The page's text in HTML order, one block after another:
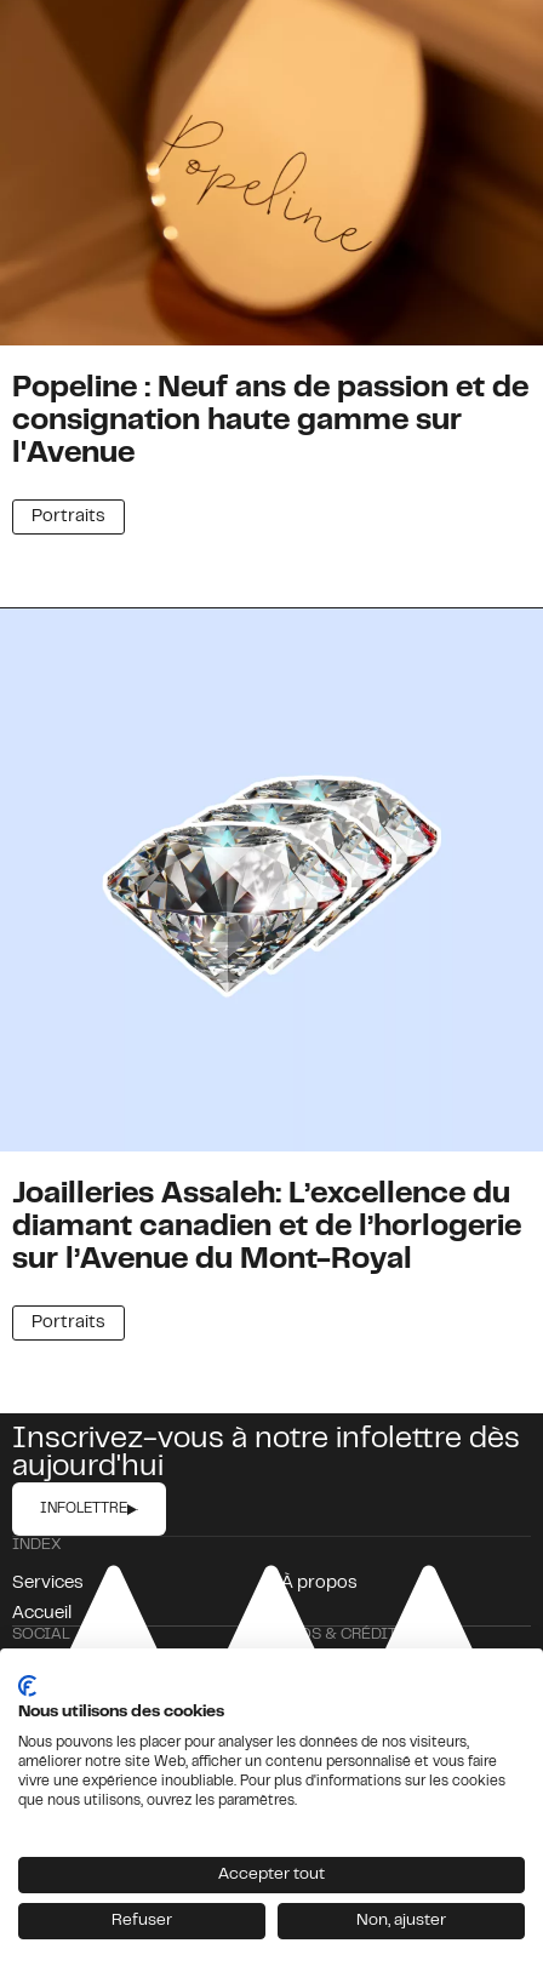
Popeline : Neuf ans de passion et de
consignation haute gamme sur
l'Avenue
Portraits
Joailleries Assaleh: L’excellence du
diamant canadien et de l’horlogerie
sur l’Avenue du Mont-Royal
Portraits
Inscrivez-vous à notre infolettre dès
aujourd'hui
INFOLETTRE
INDEX
Services
Accueil
À propos
SOCIAL
Instagram
LinkedIn
TikTok
Facebook
INFOS & CRÉDITS
Nous utilisons des cookies
Nous pouvons les placer pour analyser les données de nos visiteurs,
améliorer notre site Web, afficher un contenu personnalisé et vous faire
vivre une expérience inoubliable. Pour plus d'informations sur les cookies
que nous utilisons, ouvrez les paramètres.
Accepter tout
Refuser Non, ajuster